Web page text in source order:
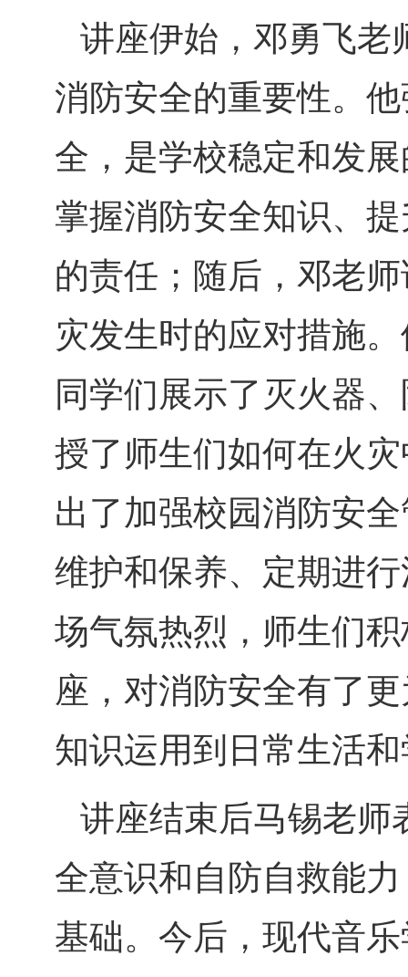
讲座伊始，邓勇飞老
消防安全的重要性。
全，是学校稳定和发
掌握消防安全知识、
的责任；随后，邓老
灾发生时的应对措施
同学们展示了灭火器
授了师生们如何在火
出了加强校园消防安
维护和保养、定期进
场气氛热烈，师生们
座，对消防安全有了
知识运用到日常生活
讲座结束后马锡老师
全意识和自防自救能
基础。今后，现代音